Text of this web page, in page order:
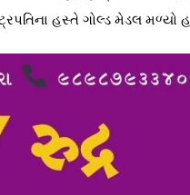
હસ્તે ગોલ્ડ મેડલ મળ્યો